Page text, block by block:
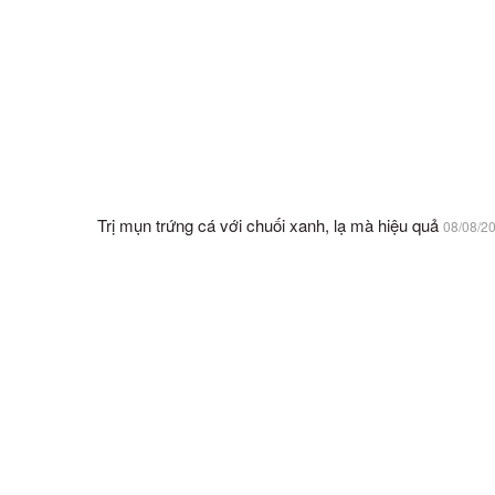
Trị mụn trứng cá với chuối xanh, lạ mà hiệu quả 08/08/